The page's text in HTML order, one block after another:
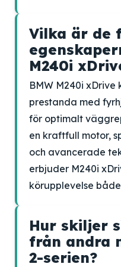
Vilka är de
M240i
BMW M240i
prestanda med
för optimalt
en kraftfull motor,
och avancerade
erbjuder M240i
körupplevelse
Hur skiljer
från andra
2-serien?